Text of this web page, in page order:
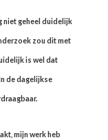
niet geheel duidelijk
zou dit met
is wel dat
de dagelijkse
mijn werk heb